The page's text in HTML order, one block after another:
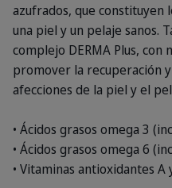
azufrados, que constituyen
una piel y un pelaje sanos.
complejo DERMA Plus,
promover la recuperación
afecciones de la piel y el
• Ácidos grasos omega 3
• Ácidos grasos omega 6
• Vitaminas antioxidantes A